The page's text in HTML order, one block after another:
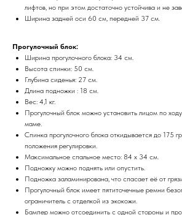
лифтов, но при этом достаточно устойчива и не
Ширина задней оси 60 см, передней 37 см.
Прогулочный блок:
Ширина прогулочного блока: 34 см.
Высота спинки: 50 см.
Глубина сиденья: 27 см.
Длина подножки : 18 см.
Вес: 4,1 кг.
Прогулочный блок можно установить лицом по
маме.
Спинка прогулочного блока откидывается до 175
положения регулировки.
Максимальное спальное место: 84 х 34 см.
Подножку можно поднять или опустить.
Подножка заламинирована, что спасает её от
Прогулочный блок имеет пятиточечные ремни
ограничитель с отделкой из экокожи.
Бампер можно отсоединить с одной стороны и